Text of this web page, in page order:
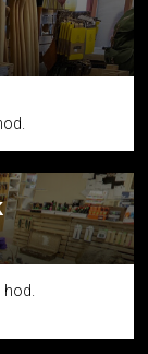
hod.